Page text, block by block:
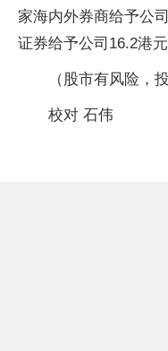
家海内外券商给予公
证券给予公司16.2港
（股市有风险，
校对 石伟